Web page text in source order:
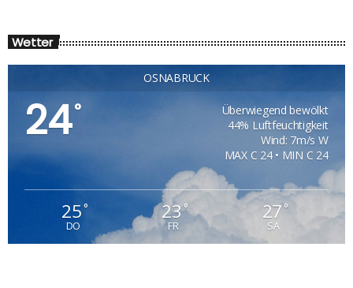
Wetter
OSNABRÜCK
24°
Überwiegend bewölkt
44% Luftfeuchtigkeit
Wind: 7m/s W
MAX C 24 • MIN C 24
25°
DO
23°
FR
27°
SA